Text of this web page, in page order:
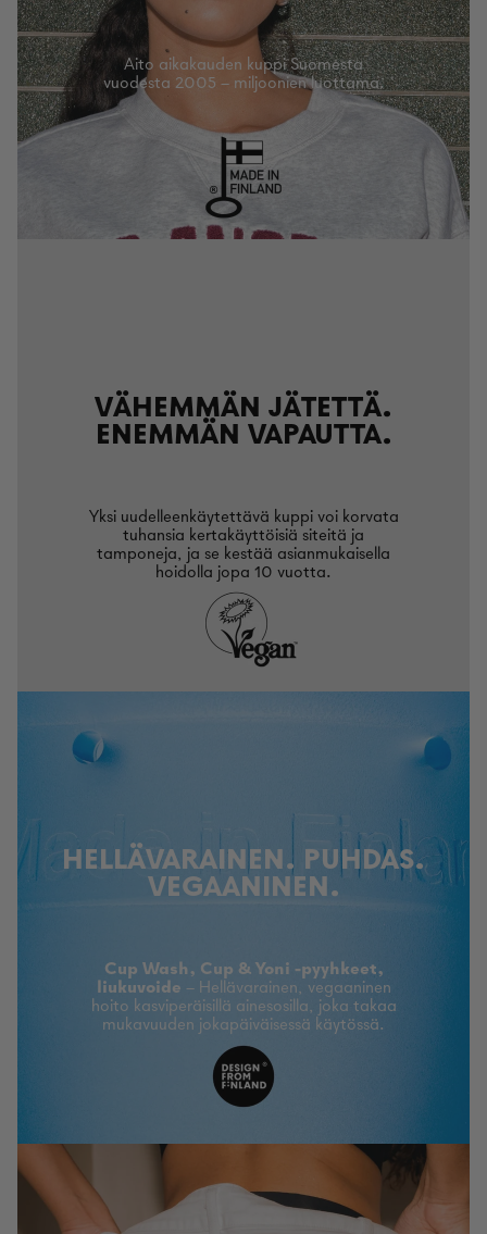
Aito aikakauden kuppi Suomesta
vuodesta 2005 – miljoonien luottama.
VÄHEMMÄN JÄTETTÄ.
ENEMMÄN VAPAUTTA.
Yksi uudelleenkäytettävä kuppi voi korvata
tuhansia kertakäyttöisiä siteitä ja
tamponeja, ja se kestää asianmukaisella
hoidolla jopa 10 vuotta.
HELLÄVARAINEN. PUHDAS.
VEGAANINEN.
Cup Wash, Cup & Yoni -pyyhkeet,
liukuvoide – Hellävarainen, vegaaninen
hoito kasviperäisillä ainesosilla, joka takaa
mukavuuden jokapäiväisessä käytössä.